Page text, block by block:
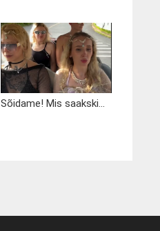
Sõidame! Mis saakski...